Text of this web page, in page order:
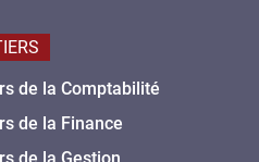
de la Comptabilité
de la Finance
de la Gestion